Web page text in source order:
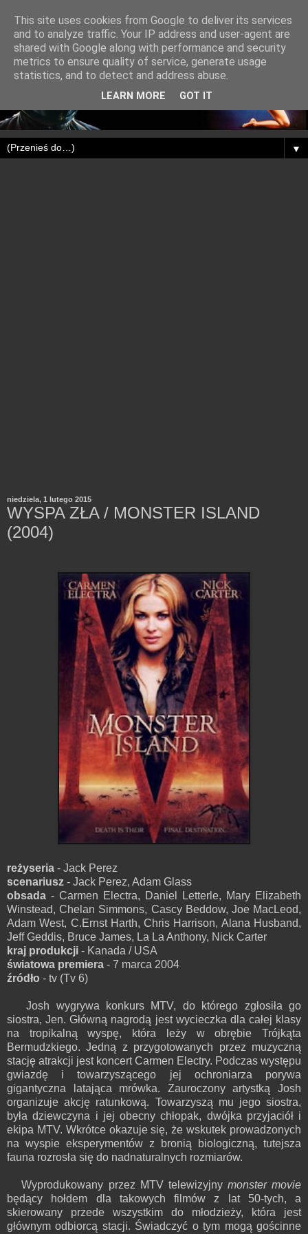
▼
niedziela, 1 lutego 2015
WYSPA ZŁA / MONSTER ISLAND
(2004)
reżyseria - Jack Perez
scenariusz - Jack Perez, Adam Glass
obsada - Carmen Electra, Daniel Letterle, Mary Elizabeth
Winstead, Chelan Simmons, Cascy Beddow, Joe MacLeod,
Adam West, C.Ernst Harth, Chris Harrison, Alana Husband,
Jeff Geddis, Bruce James, La La Anthony, Nick Carter
kraj produkcji - Kanada / USA
światowa premiera - 7 marca 2004
źródło - tv (Tv 6)
Josh wygrywa konkurs MTV, do którego zgłosiła go
siostra, Jen. Główną nagrodą jest wycieczka dla całej klasy
na tropikalną wyspę, która leży w obrębie Trójkąta
Bermudzkiego. Jedną z przygotowanych przez muzyczną
stację atrakcji jest koncert Carmen Electry. Podczas występu
gwiazdę i towarzyszącego jej ochroniarza porywa
gigantyczna latająca mrówka. Zauroczony artystką Josh
organizuje akcję ratunkową. Towarzyszą mu jego siostra,
była dziewczyna i jej obecny chłopak, dwójka przyjaciół i
ekipa MTV. Wkrótce okazuje się, że wskutek prowadzonych
na wyspie eksperymentów z bronią biologiczną, tutejsza
fauna rozrosła się do nadnaturalnych rozmiarów.
Wyprodukowany przez MTV telewizyjny monster movie
będący hołdem dla takowych filmów z lat 50-tych, a
skierowany przede wszystkim do młodzieży, która jest
głównym odbiorcą stacji. Świadczyć o tym mogą gościnne
This site uses cookies from Google to deliver its services
and to analyze traffic. Your IP address and user-agent are
shared with Google along with performance and security
metrics to ensure quality of service, generate usage
statistics, and to detect and address abuse.
LEARN MORE GOT IT